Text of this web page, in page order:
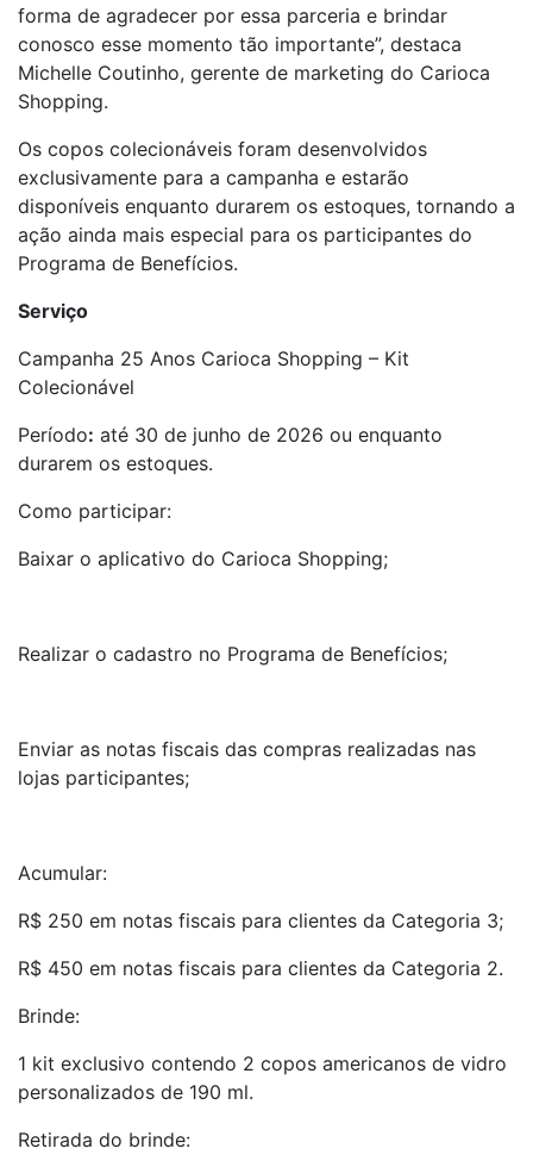
forma de agradecer por essa parceria e brindar
conosco esse momento tão importante”, destaca
Michelle Coutinho, gerente de marketing do Carioca
Shopping.
Os copos colecionáveis foram desenvolvidos
exclusivamente para a campanha e estarão
disponíveis enquanto durarem os estoques, tornando a
ação ainda mais especial para os participantes do
Programa de Benefícios.
Serviço
Campanha 25 Anos Carioca Shopping – Kit
Colecionável
Período: até 30 de junho de 2026 ou enquanto
durarem os estoques.
Como participar:
Baixar o aplicativo do Carioca Shopping;
Realizar o cadastro no Programa de Benefícios;
Enviar as notas fiscais das compras realizadas nas
lojas participantes;
Acumular:
R$ 250 em notas fiscais para clientes da Categoria 3;
R$ 450 em notas fiscais para clientes da Categoria 2.
Brinde:
1 kit exclusivo contendo 2 copos americanos de vidro
personalizados de 190 ml.
Retirada do brinde: